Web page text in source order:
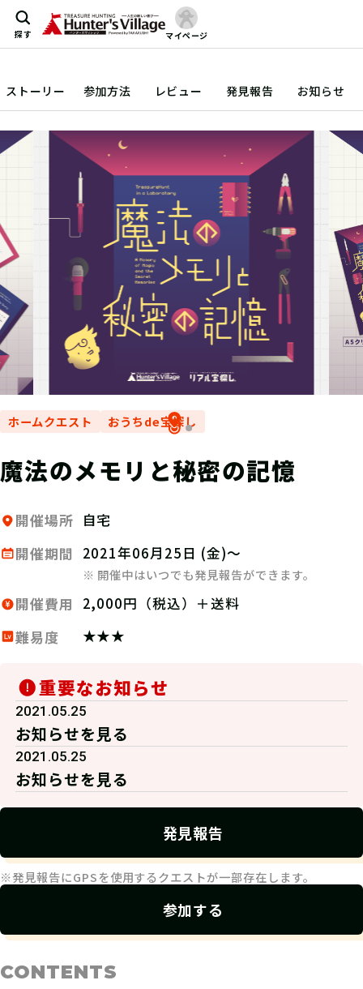
探す マイページ
ストーリー 参加方法 レビュー 発見報告 お知らせ
ホームクエスト おうちde宝探し
魔法のメモリと秘密の記憶
開催場所 自宅
開催期間
2021年06月25日 (金)～
※ 開催中はいつでも発見報告ができます。
開催費用
2,000円（税込）＋送料
難易度
★★★
重要なお知らせ
2021.05.25
お知らせを見る
2021.05.25
お知らせを見る
発見報告
※発見報告にGPSを使用するクエストが一部存在します。
参加する
CONTENTS